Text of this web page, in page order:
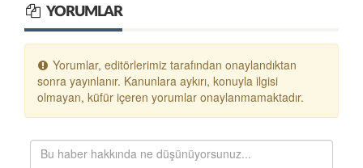
YORUMLAR
Yorumlar, editörlerimiz tarafından onaylandıktan
sonra yayınlanır. Kanunlara aykırı, konuyla ilgisi
olmayan, küfür içeren yorumlar onaylanmamaktadır.